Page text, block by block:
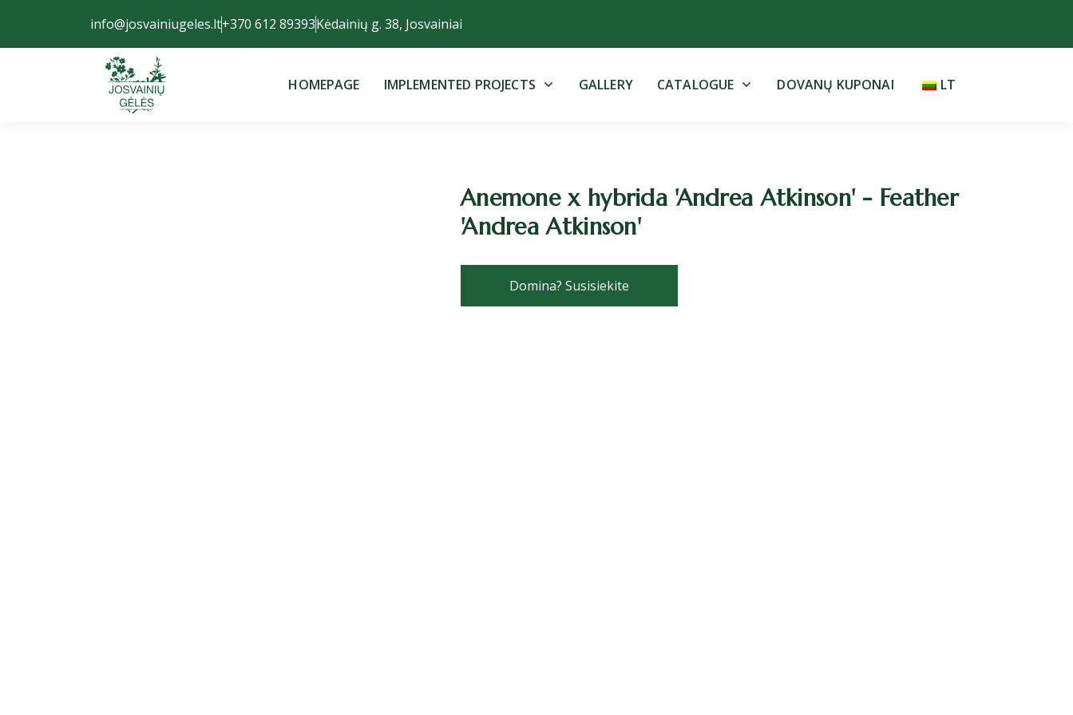
info@josvainiugeles.lt+370 612 89393Kėdainių g. 38, Josvainiai
HOMEPAGE IMPLEMENTED PROJECTS GALLERY CATALOGUE DOVANŲ KUPONAI LT
Anemone x hybrida 'Andrea Atkinson' - Feather
'Andrea Atkinson'
Domina? Susisiekite